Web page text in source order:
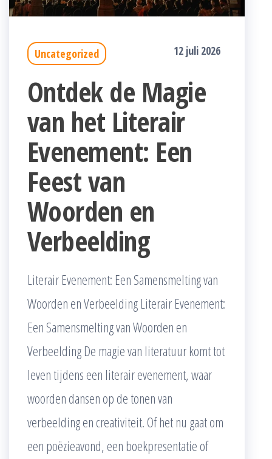
Uncategorized 12 juli 2026
Ontdek de Magie
van het Literair
Evenement: Een
Feest van
Woorden en
Verbeelding
Literair Evenement: Een Samensmelting van
Woorden en Verbeelding Literair Evenement:
Een Samensmelting van Woorden en
Verbeelding De magie van literatuur komt tot
leven tijdens een literair evenement, waar
woorden dansen op de tonen van
verbeelding en creativiteit. Of het nu gaat om
een poëzieavond, een boekpresentatie of